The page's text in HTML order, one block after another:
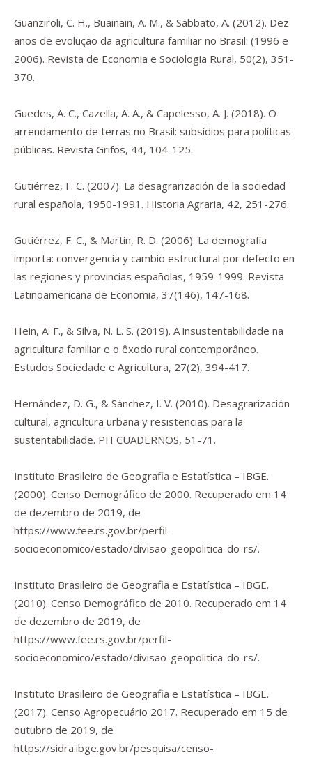
Guanziroli, C. H., Buainain, A. M., & Sabbato, A. (2012). Dez
anos de evolução da agricultura familiar no Brasil: (1996 e
2006). Revista de Economia e Sociologia Rural, 50(2), 351-
370.
Guedes, A. C., Cazella, A. A., & Capelesso, A. J. (2018). O
arrendamento de terras no Brasil: subsídios para políticas
públicas. Revista Grifos, 44, 104-125.
Gutiérrez, F. C. (2007). La desagrarización de la sociedad
rural española, 1950-1991. Historia Agraria, 42, 251-276.
Gutiérrez, F. C., & Martín, R. D. (2006). La demografía
importa: convergencia y cambio estructural por defecto en
las regiones y provincias españolas, 1959-1999. Revista
Latinoamericana de Economia, 37(146), 147-168.
Hein, A. F., & Silva, N. L. S. (2019). A insustentabilidade na
agricultura familiar e o êxodo rural contemporâneo.
Estudos Sociedade e Agricultura, 27(2), 394-417.
Hernández, D. G., & Sánchez, I. V. (2010). Desagrarización
cultural, agricultura urbana y resistencias para la
sustentabilidade. PH CUADERNOS, 51-71.
Instituto Brasileiro de Geografia e Estatística – IBGE.
(2000). Censo Demográfico de 2000. Recuperado em 14
de dezembro de 2019, de
https://www.fee.rs.gov.br/perfil-
socioeconomico/estado/divisao-geopolitica-do-rs/.
Instituto Brasileiro de Geografia e Estatística – IBGE.
(2010). Censo Demográfico de 2010. Recuperado em 14
de dezembro de 2019, de
https://www.fee.rs.gov.br/perfil-
socioeconomico/estado/divisao-geopolitica-do-rs/.
Instituto Brasileiro de Geografia e Estatística – IBGE.
(2017). Censo Agropecuário 2017. Recuperado em 15 de
outubro de 2019, de
https://sidra.ibge.gov.br/pesquisa/censo-